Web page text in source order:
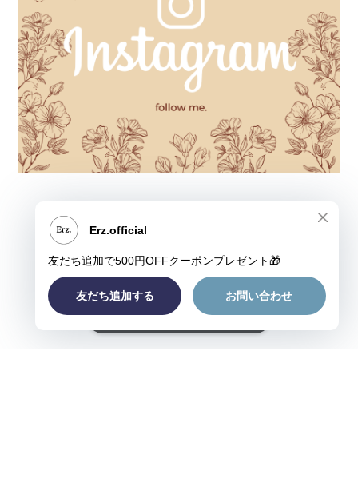
ショップに質問する